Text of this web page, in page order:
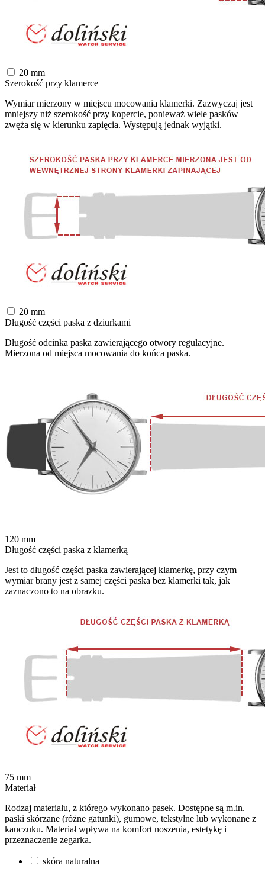
20 mm
Szerokość przy klamerce
Wymiar mierzony w miejscu mocowania klamerki. Zazwyczaj jest
mniejszy niż szerokość przy kopercie, ponieważ wiele pasków
zwęża się w kierunku zapięcia. Występują jednak wyjątki.
20 mm
Długość części paska z dziurkami
Długość odcinka paska zawierającego otwory regulacyjne.
Mierzona od miejsca mocowania do końca paska.
120 mm
Długość części paska z klamerką
Jest to długość części paska zawierającej klamerkę, przy czym
wymiar brany jest z samej części paska bez klamerki tak, jak
zaznaczono to na obrazku.
75 mm
Materiał
Rodzaj materiału, z którego wykonano pasek. Dostępne są m.in.
paski skórzane (różne gatunki), gumowe, tekstylne lub wykonane z
kauczuku. Materiał wpływa na komfort noszenia, estetykę i
przeznaczenie zegarka.
skóra naturalna